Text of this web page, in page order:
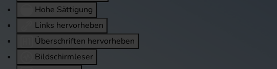
Hohe Sättigung
Links hervorheben
Überschriften hervorheben
Bildschirmleser